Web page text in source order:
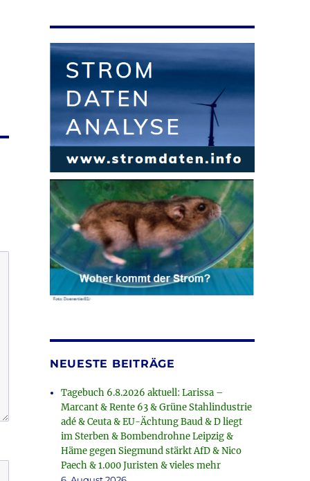
NEUESTE BEITRÄGE
Tagebuch 6.8.2026 aktuell: Larissa –
Marcant & Rente 63 & Grüne Stahlindustrie
adé & Ceuta & EU-Ächtung Baud & D liegt
im Sterben & Bombendrohne Leipzig &
Häme gegen Siegmund stärkt AfD & Nico
Paech & 1.000 Juristen & vieles mehr